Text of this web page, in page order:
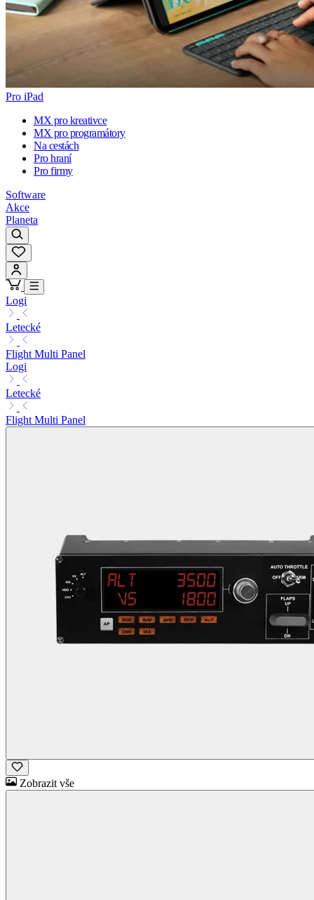
Pro iPad
MX pro kreativce
MX pro programátory
Na cestách
Pro hraní
Pro firmy
Software
Akce
Planeta
Logi
Letecké
Flight Multi Panel
Logi
Letecké
Flight Multi Panel
Zobrazit vše